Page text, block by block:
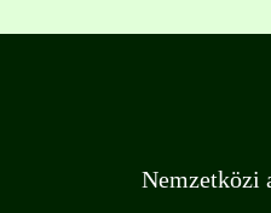
Nemzetközi